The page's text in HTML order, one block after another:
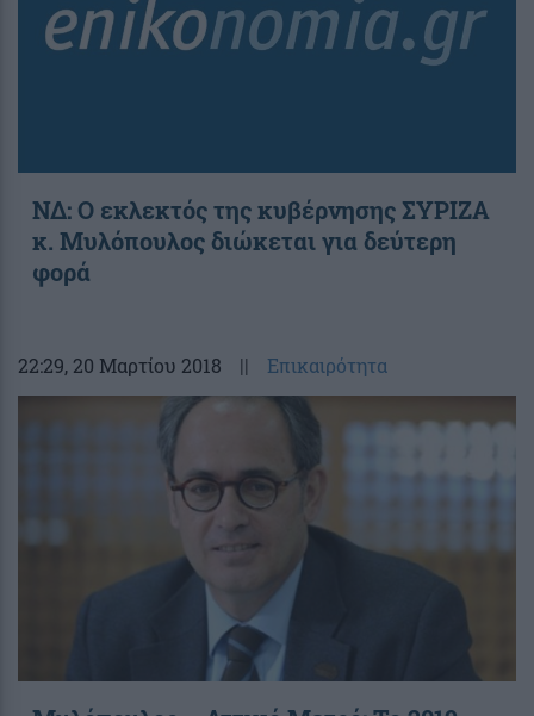
ΝΔ: Ο εκλεκτός της κυβέρνησης ΣΥΡΙΖΑ
κ. Μυλόπουλος διώκεται για δεύτερη
φορά
22:29, 20 Μαρτίου 2018 || Επικαιρότητα